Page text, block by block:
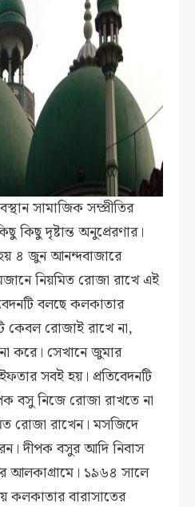
সামাজিক সম্প্রীতির
কিছু দৃষ্টান্ত অনুপ্রেরণার।
৪ জুন আনন্দবাজারে
নিয়মিত রোজা রাখে এই
বলছে কলকাতার
কেবল রোজাই রাখে না,
করে। সেখানে জুমার
সবই হয়। প্রতিবেদনটি
বসু নিজে রোজা রাখতে না
রোজা রাখেন। মসজিদে
দীপক বসুর আদি নিবাস
১৯৬৪ সালে
কলকাতার বারাসাতের